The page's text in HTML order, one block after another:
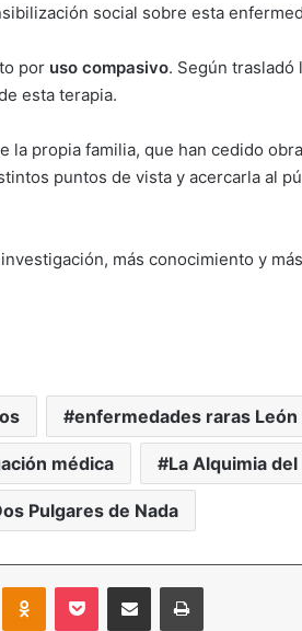
social sobre esta
por uso compasivo. Según trasladó
esta terapia.
la propia familia, que han cedido
puntos de vista y acercarla al
más conocimiento y
enfermedades raras León
médica La Alquimia
Pulgares de Nada
Odnoklassniki
Pocket Compartir por correo electrónicoImprimir